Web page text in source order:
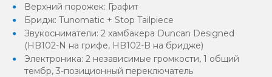
Верхний порожек: Графит
Бридж: Tunomatic + Stop Tailpiece
Звукосниматели: 2 хамбакера Duncan Designed
(HB102-N на грифе, HB102-B на бридже)
Электроника: 2 независимые громкости, 1 общий
тембр, 3-позиционный переключатель